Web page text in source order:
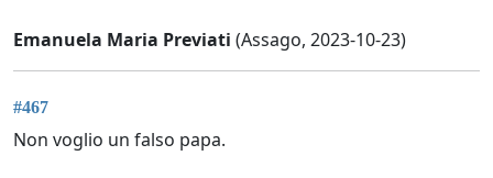
Emanuela Maria Previati (Assago, 2023-10-23)
#467
Non voglio un falso papa.